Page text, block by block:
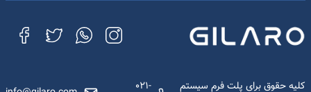
کلیه حقوق برای پلت فرم سیستم
021-